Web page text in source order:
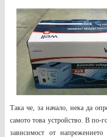
Така че, за начало, нека да
самото това устройство. В по-
зависимост от